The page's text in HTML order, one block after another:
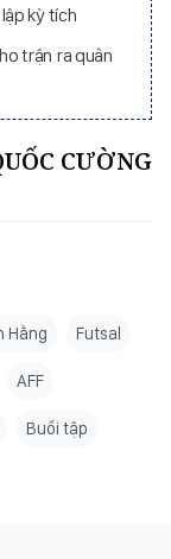
kỳ tích
trận ra quân
CƯỜNG
Hằng Futsal
AFF
Buổi tập